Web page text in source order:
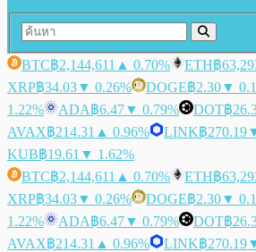
BTC฿2,144,611 ▲ 0.70% ETH฿
XRP฿34.03▼ 0.26% DOGE฿2.30▼
1.22%
ADA฿6.47▼ 0.79% DOT฿
AVAX฿214.31 ▲ 0.96% LINK฿270.19
KUB฿19.61 ▼ 1.62%
BTC฿2,144,611 ▲ 0.70% ETH฿
XRP฿34.03▼ 0.26% DOGE฿2.30▼
1.22%
ADA฿6.47▼ 0.79% DOT฿
AVAX฿214.31 ▲ 0.96% LINK฿270.19